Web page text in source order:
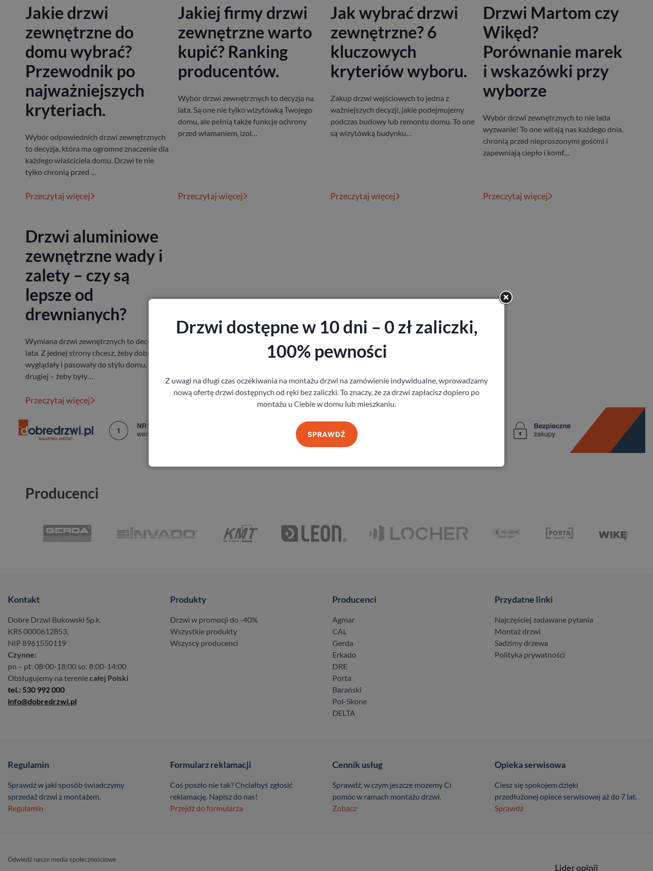
Jakie drzwi
zewnętrzne do
domu wybrać?
Przewodnik po
najważniejszych
kryteriach.
Wybór odpowiednich drzwi zewnętrznych
to decyzja, która ma ogromne znaczenie dla
każdego właściciela domu. Drzwi te nie
tylko chronią przed …
Przeczytaj więcej
Jakiej firmy drzwi
zewnętrzne warto
kupić? Ranking
producentów.
Wybór drzwi zewnętrznych to decyzja na
lata. Są one nie tylko wizytówką Twojego
domu, ale pełnią także funkcje ochrony
przed włamaniem, izol…
Przeczytaj więcej
Jak wybrać drzwi
zewnętrzne? 6
kluczowych
kryteriów wyboru.
Zakup drzwi wejściowych to jedna z
ważniejszych decyzji, jakie podejmujemy
podczas budowy lub remontu domu. To one
są wizytówką budynku…
Przeczytaj więcej
Drzwi Martom czy
Wikęd?
Porównanie marek
i wskazówki przy
wyborze
Wybór drzwi zewnętrznych to nie lada
wyzwanie! To one witają nas każdego dnia,
chronią przed nieproszonymi gośćmi i
zapewniają ciepło i komf…
Przeczytaj więcej
Drzwi aluminiowe
zewnętrzne wady i
zalety – czy są
lepsze od
drewnianych?
Wymiana drzwi zewnętrznych to decyzja na
lata. Z jednej strony chcesz, żeby dobrze
wyglądały i pasowały do stylu domu, z
drugiej – żeby były…
Przeczytaj więcej
Producenci
Kontakt
Dobre Drzwi Bukowski Sp.k.
KRS 0000612853,
NIP 8961550119
Czynne:
pn – pt: 08:00-18:00 so: 8:00-14:00
Obsługujemy na tereniecałej Polski
tel.: 530 992 000
info@dobredrzwi.pl
Produkty
Drzwi w promocji do -40%
Wszystkie produkty
Wszyscy producenci
Producenci
Agmar
CAL
Gerda
Erkado
DRE
Porta
Barański
Pol-Skone
DELTA
Przydatne linki
Najczęściej zadawane pytania
Montaż drzwi
Sadzimy drzewa
Polityka prywatności
Regulamin
Sprawdź w jaki sposób świadczymy
sprzedaż drzwi z montażem.
Regulamin
Formularz reklamacji
Coś poszło nie tak? Chciałbyś zgłosić
reklamację. Napisz do nas!
Przejdź do formularza
Cennik usług
Sprawdź, w czym jeszcze mozemy Ci
pomóc w ramach montażu drzwi.
Zobacz
Opieka serwisowa
Ciesz się spokojem dzięki
przedłużonej opiece serwisowej aż do 7 lat.
Sprawdź
Odwiedź nasze media społecznościowe
Lider opinii
Drzwi dostępne w 10 dni – 0 zł zaliczki,
100% pewności
Z uwagi na długi czas oczekiwania na montażu drzwi na zamówienie indywidualne, wprowadzamy
nową ofertę drzwi dostępnych od ręki bez zaliczki. To znaczy, że za drzwi zapłacisz dopiero po
montażu u Ciebie w domu lub mieszkaniu.
SPRAWDŹ